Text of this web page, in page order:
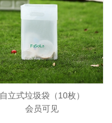
自立式垃圾袋（10枚）
会员可见